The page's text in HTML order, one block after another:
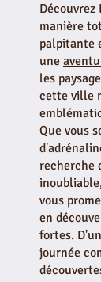
Découvrez
manière
palpitante
une
les
cette ville
Que vous
recherche
vous
en
fortes.
journée